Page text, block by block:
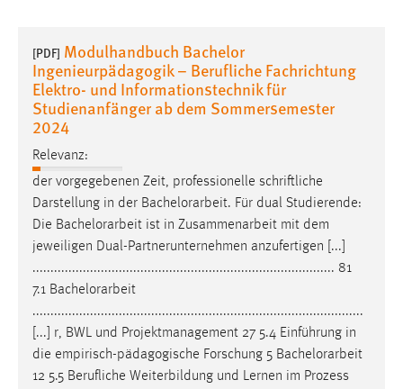
[PDF] Modulhandbuch Bachelor
Ingenieurpädagogik – Berufliche Fachrichtung
Elektro- und Informationstechnik für
Studienanfänger ab dem Sommersemester
2024
Relevanz:
der vorgegebenen Zeit, professionelle schriftliche
Darstellung in der Bachelorarbeit. Für dual Studierende:
Die Bachelorarbeit ist in Zusammenarbeit mit dem
jeweiligen Dual-Partnerunternehmen anzufertigen [...]
.................................................................................... 81
7.1 Bachelorarbeit
............................................................................................
[...] r, BWL und Projektmanagement 27 5.4 Einführung in
die empirisch-pädagogische Forschung 5 Bachelorarbeit
12 5.5 Berufliche Weiterbildung und Lernen im Prozess
Performance
Name:
staticfilecache
Zweck:
gespeichert, ob man eingeloggt ist.
Sprachpräferenz
Name:
site-language-preference
Zweck:
Das Cookie speichert die gewählte Sprache der Website.
Cookie Laufzeit:
30 Tage